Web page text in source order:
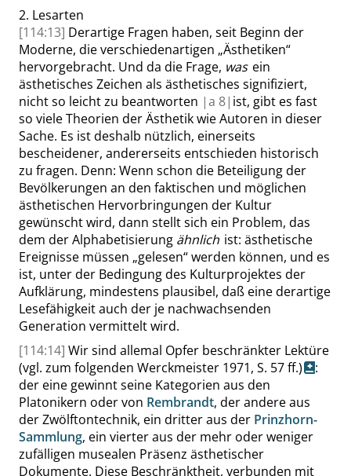
2. Lesarten
[114:13] Derartige Fragen haben, seit Beginn der
Moderne, die verschiedenartigen „Ästhetiken“
hervorgebracht. Und da die Frage, was ein
ästhetisches Zeichen als ästhetisches signifiziert,
nicht so leicht zu beantworten |a 8| ist, gibt es fast
so viele Theorien der Ästhetik wie Autoren in dieser
Sache. Es ist deshalb nützlich, einerseits
bescheidener, andererseits entschieden historisch
zu fragen. Denn: Wenn schon die Beteiligung der
Bevölkerungen an den faktischen und möglichen
ästhetischen Hervorbringungen der Kultur
gewünscht wird, dann stellt sich ein Problem, das
dem der Alphabetisierung ähnlich ist: ästhetische
Ereignisse müssen „gelesen“werden können, und es
ist, unter der Bedingung des Kulturprojektes der
Aufklärung, mindestens plausibel, daß eine derartige
Lesefähigkeit auch der je nachwachsenden
Generation vermittelt wird.
[114:14] Wir sind allemal Opfer beschränkter Lektüre
(vgl. zum folgenden Werckmeister 1971, S. 57 ff.)
:
der eine gewinnt seine Kategorien aus den
Platonikern oder von Rembrandt, der andere aus
der Zwölftontechnik, ein dritter aus der Prinzhorn-
Sammlung, ein vierter aus der mehr oder weniger
zufälligen musealen Präsenz ästhetischer
Dokumente. Diese Beschränktheit, verbunden mit